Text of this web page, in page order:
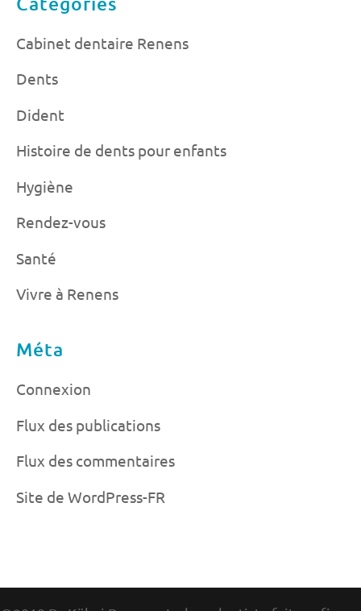
Cabinet dentaire Renens
Dents
Dident
Histoire de dents pour enfants
Hygiène
Rendez-vous
Santé
Vivre à Renens
Méta
Connexion
Flux des publications
Flux des commentaires
Site de WordPress-FR